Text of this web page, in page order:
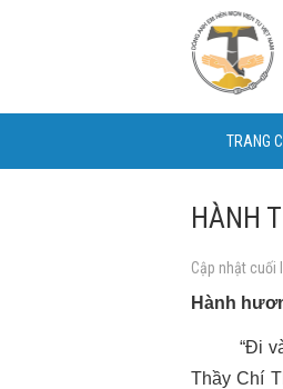
TRANG
HÀNH
Cập nhật cuối
Hành
“Đi và
Thầy Chí